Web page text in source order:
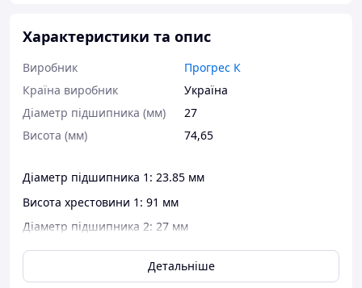
Характеристики та опис
Виробник
Прогрес К
Країна виробник
Україна
Діаметр підшипника (мм)
27
Висота (мм)
74,65
Діаметр підшипника 1: 23.85 мм
Висота хрестовини 1: 91 мм
Діаметр підшипника 2: 27 мм
Висота хрестовини 2: 74.65 мм
Застосовність:
Детальніше